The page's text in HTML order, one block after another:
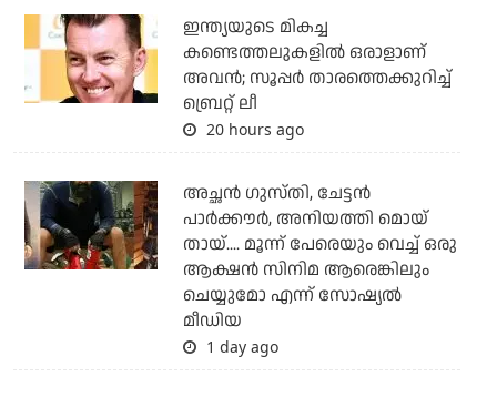
ഇന്ത്യയുടെ മികച്ച
കണ്ടെത്തലുകളില്‍ ഒരാളാണ്
അവന്‍; സൂപ്പര്‍ താരത്തെക്കുറിച്ച്
ബ്രെറ്റ് ലീ
20 hours ago
അച്ഛന്‍ ഗുസ്തി, ചേട്ടന്‍
പാര്‍ക്കൗര്‍, അനിയത്തി മൊയ്
തായ്.... മൂന്ന് പേരെയും വെച്ച് ഒരു
ആക്ഷന്‍ സിനിമ ആരെങ്കിലും
ചെയ്യുമോ എന്ന് സോഷ്യല്‍
മീഡിയ
1 day ago